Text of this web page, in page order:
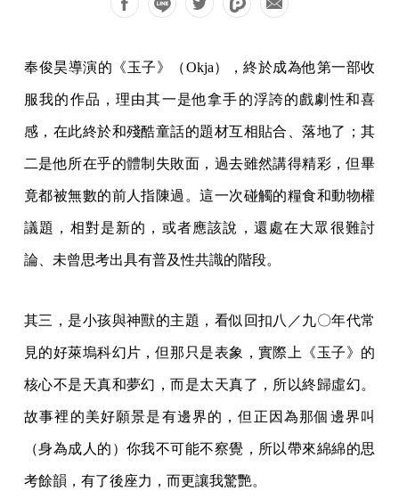
奉俊昊導演的《玉子》（Okja），終於成為他第一部收
服我的作品，理由其一是他拿手的浮誇的戲劇性和喜
感，在此終於和殘酷童話的題材互相貼合、落地了；其
二是他所在乎的體制失敗面，過去雖然講得精彩，但畢
竟都被無數的前人指陳過。這一次碰觸的糧食和動物權
議題，相對是新的，或者應該說，還處在大眾很難討
論、未曾思考出具有普及性共識的階段。
其三，是小孩與神獸的主題，看似回扣八／九〇年代常
見的好萊塢科幻片，但那只是表象，實際上《玉子》的
核心不是天真和夢幻，而是太天真了，所以終歸虛幻。
故事裡的美好願景是有邊界的，但正因為那個邊界叫
（身為成人的）你我不可能不察覺，所以帶來綿綿的思
考餘韻，有了後座力，而更讓我驚艷。